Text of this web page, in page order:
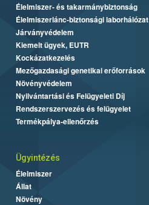
Élelmiszer- és takarmánybiztonság
Élelmiszerlánc-biztonsági laborhálózat
Járványvédelem
Kiemelt ügyek, EUTR
Kockázatkezelés
Mezőgazdasági genetikai erőforrások
Növényvédelem
Nyilvántartási és Felügyeleti Díj
Rendszerszervezés és felügyelet
Termékpálya-ellenőrzés
Ügyintézés
Élelmiszer
Állat
Növény